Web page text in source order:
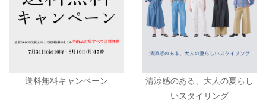
送料無料キャンペーン
清涼感のある、大人の夏らし
いスタイリング